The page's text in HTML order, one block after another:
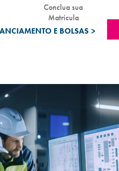
E BOLSAS >
Conclua sua
Matrícula